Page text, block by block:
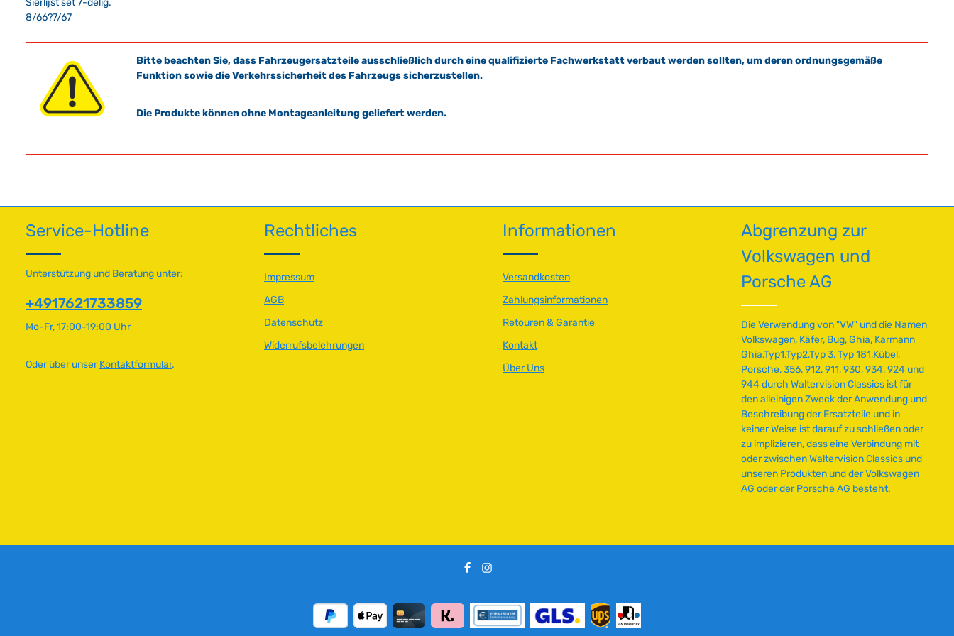
8/66?7/67
Bitte beachten Sie, dass Fahrzeugersatzteile ausschließlich durch eine qualifizierte Fachwerkstatt verbaut werden sollten, um deren ordnungsgemäße
Funktion sowie die Verkehrssicherheit des Fahrzeugs sicherzustellen.
Die Produkte können ohne Montageanleitung geliefert werden.
Service-Hotline
Unterstützung und Beratung unter:
+4917621733859
Mo-Fr, 17:00-19:00 Uhr
Oder über unserKontaktformular.
Rechtliches
Impressum
AGB
Datenschutz
Widerrufsbelehrungen
Informationen
Versandkosten
Zahlungsinformationen
Retouren & Garantie
Kontakt
Über Uns
Abgrenzung zur
Volkswagen und
Porsche AG
Die Verwendung von "VW" und die Namen
Volkswagen, Käfer, Bug, Ghia, Karmann
Ghia,Typ1,Typ2,Typ 3, Typ 181,Kübel,
Porsche, 356, 912, 911, 930, 934, 924 und
944 durch Waltervision Classics ist für
den alleinigen Zweck der Anwendung und
Beschreibung der Ersatzteile und in
keiner Weise ist darauf zu schließen oder
zu implizieren, dass eine Verbindung mit
oder zwischen Waltervision Classics und
unseren Produkten und der Volkswagen
AG oder der Porsche AG besteht.